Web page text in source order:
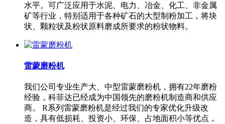
水平。可广泛应用于水泥、电力、冶金、化工、非金属
矿等行业，特别适用于各种矿石的大型制粉加工，将块
状、颗粒状及粉状原料磨成所要求的粉状物料。
雷蒙磨粉机
我们公司专业生产大、中型雷蒙磨粉机，拥有22年磨粉
经验，科菲达已经成为中国领先的磨粉机制造商和供应
商。 R系列雷蒙磨粉机是经过我们的专家优化升级改
造，具有低损耗、投资小、环保、占地面积小等优点，